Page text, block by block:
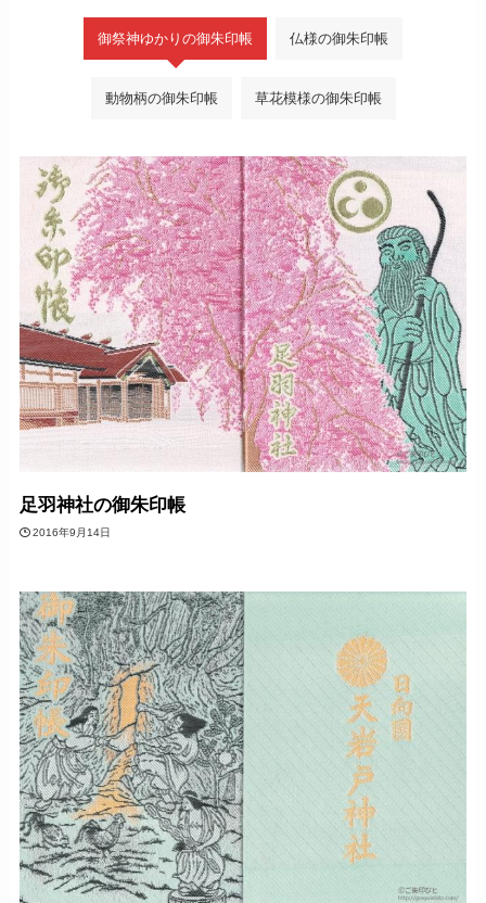
御祭神ゆかりの御朱印帳 仏様の御朱印帳
動物柄の御朱印帳 草花模様の御朱印帳
足羽神社の御朱印帳
2016年9月14日